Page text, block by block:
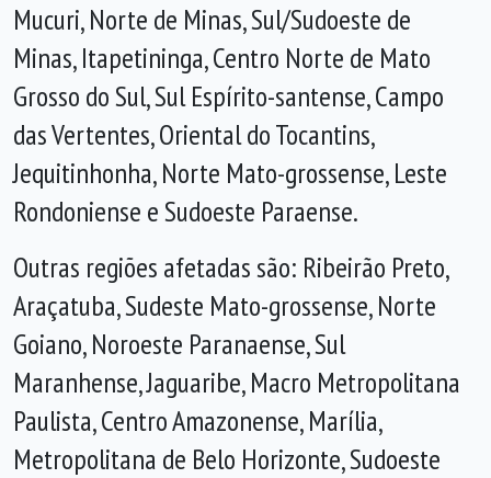
Mucuri, Norte de Minas, Sul/Sudoeste de
Minas, Itapetininga, Centro Norte de Mato
Grosso do Sul, Sul Espírito-santense, Campo
das Vertentes, Oriental do Tocantins,
Jequitinhonha, Norte Mato-grossense, Leste
Rondoniense e Sudoeste Paraense.
Outras regiões afetadas são: Ribeirão Preto,
Araçatuba, Sudeste Mato-grossense, Norte
Goiano, Noroeste Paranaense, Sul
Maranhense, Jaguaribe, Macro Metropolitana
Paulista, Centro Amazonense, Marília,
Metropolitana de Belo Horizonte, Sudoeste